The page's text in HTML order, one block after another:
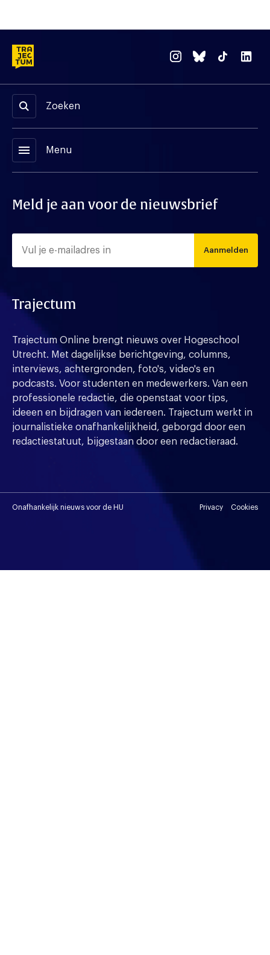
Zoeken
menu Menu
Meld je aan voor de nieuwsbrief
Aanmelden
Trajectum
Trajectum Online brengt nieuws over Hogeschool
Utrecht. Met dagelijkse berichtgeving, columns,
interviews, achtergronden, foto's, video's en
podcasts. Voor studenten en medewerkers. Van een
professionele redactie, die openstaat voor tips,
ideeen en bijdragen van iedereen. Trajectum werkt in
journalistieke onafhankelijkheid, geborgd door een
redactiestatuut, bijgestaan door een redactieraad.
Onafhankelijk nieuws voor de HU Privacy Cookies